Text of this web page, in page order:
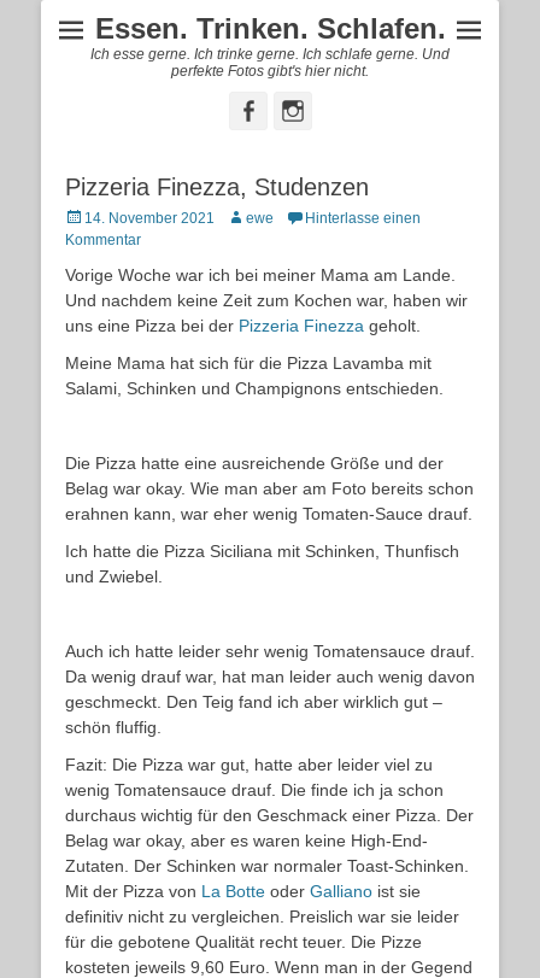
Essen. Trinken. Schlafen.
Ich esse gerne. Ich trinke gerne. Ich schlafe gerne. Und
perfekte Fotos gibt's hier nicht.
FacebookInstagram
Pizzeria Finezza, Studenzen
Posted
on
14. November 2021 Autorewe
Hinterlasse einen
Kommentar
Vorige Woche war ich bei meiner Mama am Lande.
Und nachdem keine Zeit zum Kochen war, haben wir
uns eine Pizza bei der Pizzeria Finezza geholt.
Meine Mama hat sich für die Pizza Lavamba mit
Salami, Schinken und Champignons entschieden.
Die Pizza hatte eine ausreichende Größe und der
Belag war okay. Wie man aber am Foto bereits schon
erahnen kann, war eher wenig Tomaten-Sauce drauf.
Ich hatte die Pizza Siciliana mit Schinken, Thunfisch
und Zwiebel.
Auch ich hatte leider sehr wenig Tomatensauce drauf.
Da wenig drauf war, hat man leider auch wenig davon
geschmeckt. Den Teig fand ich aber wirklich gut –
schön fluffig.
Fazit: Die Pizza war gut, hatte aber leider viel zu
wenig Tomatensauce drauf. Die finde ich ja schon
durchaus wichtig für den Geschmack einer Pizza. Der
Belag war okay, aber es waren keine High-End-
Zutaten. Der Schinken war normaler Toast-Schinken.
Mit der Pizza von La Botte oder Galliano ist sie
definitiv nicht zu vergleichen. Preislich war sie leider
für die gebotene Qualität recht teuer. Die Pizze
kosteten jeweils 9,60 Euro. Wenn man in der Gegend